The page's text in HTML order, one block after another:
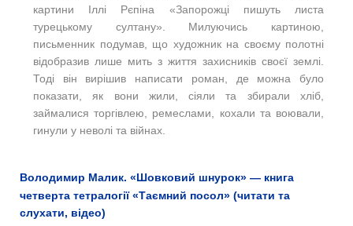
картини Іллі Рєпіна «Запорожці пишуть листа
турецькому султану». Милуючись картиною,
письменник подумав, що художник на своєму полотні
відобразив лише мить з життя захисників своєї землі.
Тоді він вирішив написати роман, де можна було
показати, як вони жили, сіяли та збирали хліб,
займалися торгівлею, ремеслами, кохали та воювали,
гинули у неволі та війнах.
Володимир Малик. «Шовковий шнурок» — книга
четверта тетралогії «Таємний посол» (читати та
слухати, відео)